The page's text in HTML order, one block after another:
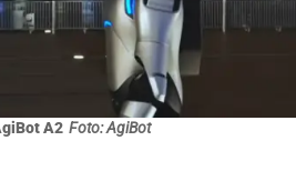
A2 Foto: AgiBot